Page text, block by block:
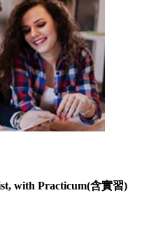
with Practicum(含實習)